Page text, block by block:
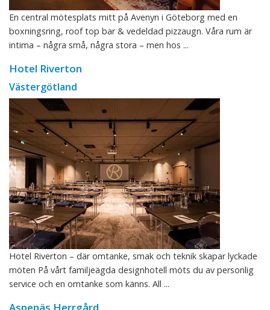
En central mötesplats mitt på Avenyn i Göteborg med en
boxningsring, roof top bar & vedeldad pizzaugn. Våra rum är
intima – några små, några stora – men hos ...
Hotel Riverton
Västergötland
Hotel Riverton – där omtanke, smak och teknik skapar lyckade
möten På vårt familjeägda designhotell möts du av personlig
service och en omtanke som känns. All ...